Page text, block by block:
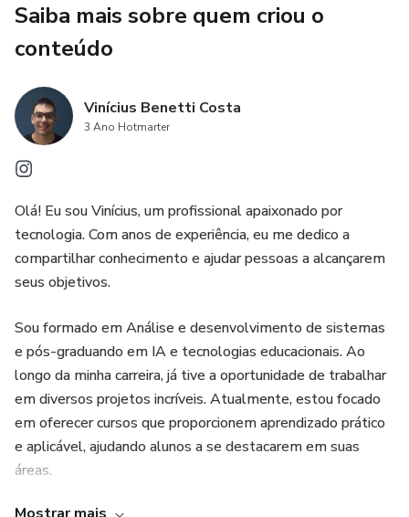
Saiba mais sobre quem criou o
conteúdo
Vinícius Benetti Costa
3 Ano Hotmarter
Olá! Eu sou Vinícius, um profissional apaixonado por
tecnologia. Com anos de experiência, eu me dedico a
compartilhar conhecimento e ajudar pessoas a alcançarem
seus objetivos.
Sou formado em Análise e desenvolvimento de sistemas
e pós-graduando em IA e tecnologias educacionais. Ao
longo da minha carreira, já tive a oportunidade de trabalhar
em diversos projetos incríveis. Atualmente, estou focado
em oferecer cursos que proporcionem aprendizado prático
e aplicável, ajudando alunos a se destacarem em suas
áreas.